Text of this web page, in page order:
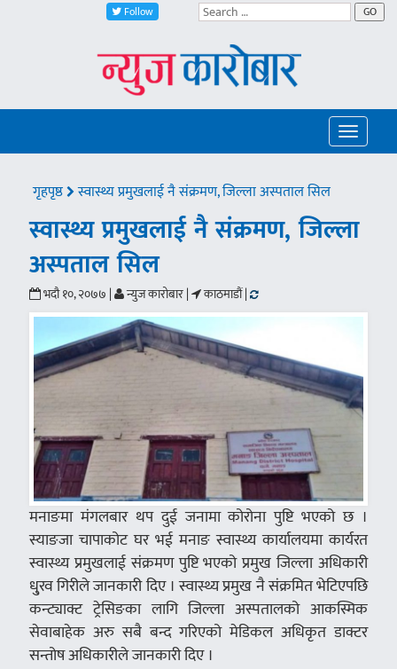
Follow GO
Toggle
गृहपृष्ठ स्वास्थ्य प्रमुखलाई नै संक्रमण, जिल्ला अस्पताल सिल
स्वास्थ्य प्रमुखलाई नै संक्रमण, जिल्ला
अस्पताल सिल
भदौ १०, २०७७ | न्युज कारोबार | काठमाडौं |
मनाङमा मंगलबार थप दुई जनामा कोरोना पुष्टि भएको छ ।
स्याङजा चापाकोट घर भई मनाङ स्वास्थ्य कार्यालयमा कार्यरत
स्वास्थ्य प्रमुखलाई संक्रमण पुष्टि भएको प्रमुख जिल्ला अधिकारी
धु्रव गिरीले जानकारी दिए । स्वास्थ्य प्रमुख नै संक्रमित भेटिएपछि
कन्ट्याक्ट ट्रेसिङका लागि जिल्ला अस्पतालको आकस्मिक
सेवाबाहेक अरु सबै बन्द गरिएको मेडिकल अधिकृत डाक्टर
सन्तोष अधिकारीले जानकारी दिए ।